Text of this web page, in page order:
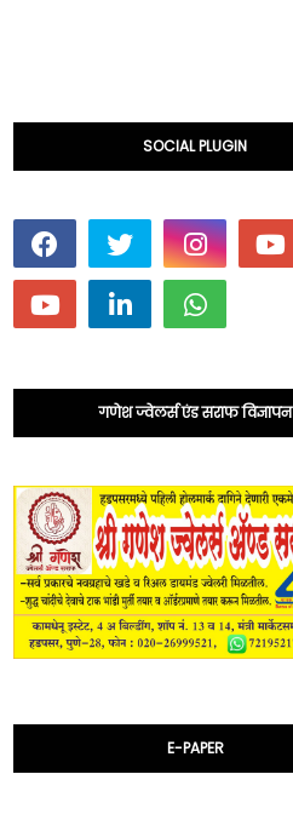
SOCIAL PLUGIN
गणेश ज्वेलर्स एंड सराफ विज्ञापन
E-PAPER